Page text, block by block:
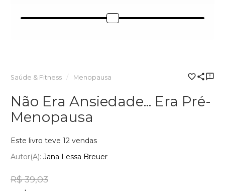
Saúde & Fitness Menopausa
Não Era Ansiedade... Era Pré-
Menopausa
Este livro teve 12 vendas
Autor(a): Jana Lessa Breuer
R$ 39,03